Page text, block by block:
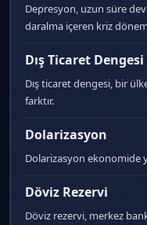
Depresyon, uzun süre
daralma içeren kriz
Dış Ticaret Dengesi
Dış ticaret dengesi, bir
farktır.
Dolarizasyon
Dolarizasyon ekonomide
Döviz Rezervi
Döviz rezervi, merkez